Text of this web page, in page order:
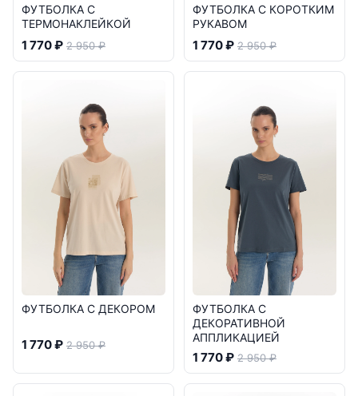
ФУТБОЛКА С
ТЕРМОНАКЛЕЙКОЙ
1 770 ₽ 2 950 ₽
ФУТБОЛКА С КОРОТКИМ
РУКАВОМ
1 770 ₽ 2 950 ₽
ФУТБОЛКА С ДЕКОРОМ
1 770 ₽ 2 950 ₽
ФУТБОЛКА С
ДЕКОРАТИВНОЙ
АППЛИКАЦИЕЙ
1 770 ₽ 2 950 ₽